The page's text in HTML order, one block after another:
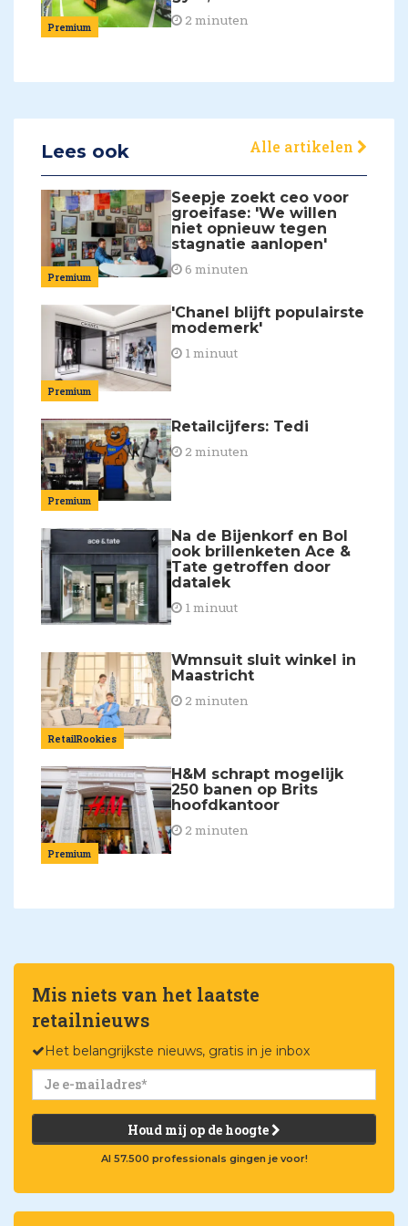
Premium 2 minuten
Lees ook Alle artikelen
Premium
Seepje zoekt ceo voor
groeifase: 'We willen
niet opnieuw tegen
stagnatie aanlopen'
6 minuten
Premium
'Chanel blijft populairste
modemerk'
1 minuut
Premium
Retailcijfers: Tedi
2 minuten
Na de Bijenkorf en Bol
ook brillenketen Ace &
Tate getroffen door
datalek
1 minuut
RetailRookies
Wmnsuit sluit winkel in
Maastricht
2 minuten
Premium
H&M schrapt mogelijk
250 banen op Brits
hoofdkantoor
2 minuten
Mis niets van het laatste
retailnieuws
Het belangrijkste nieuws, gratis in je inbox
Houd mij op de hoogte
Al 57.500 professionals gingen je voor!